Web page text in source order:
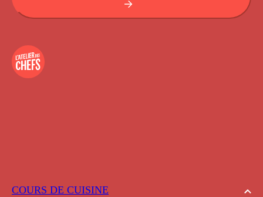
COURS DE CUISINE